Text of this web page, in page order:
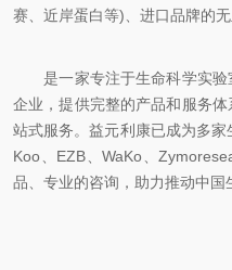
赛、近岸蛋白等)、进口品牌的
是一家专注于生命科学实验
企业，提供完整的产品和服务
站式服务。益元利康已成为多
Koo、EZB、WaKo、
品、专业的咨询，助力推动中国